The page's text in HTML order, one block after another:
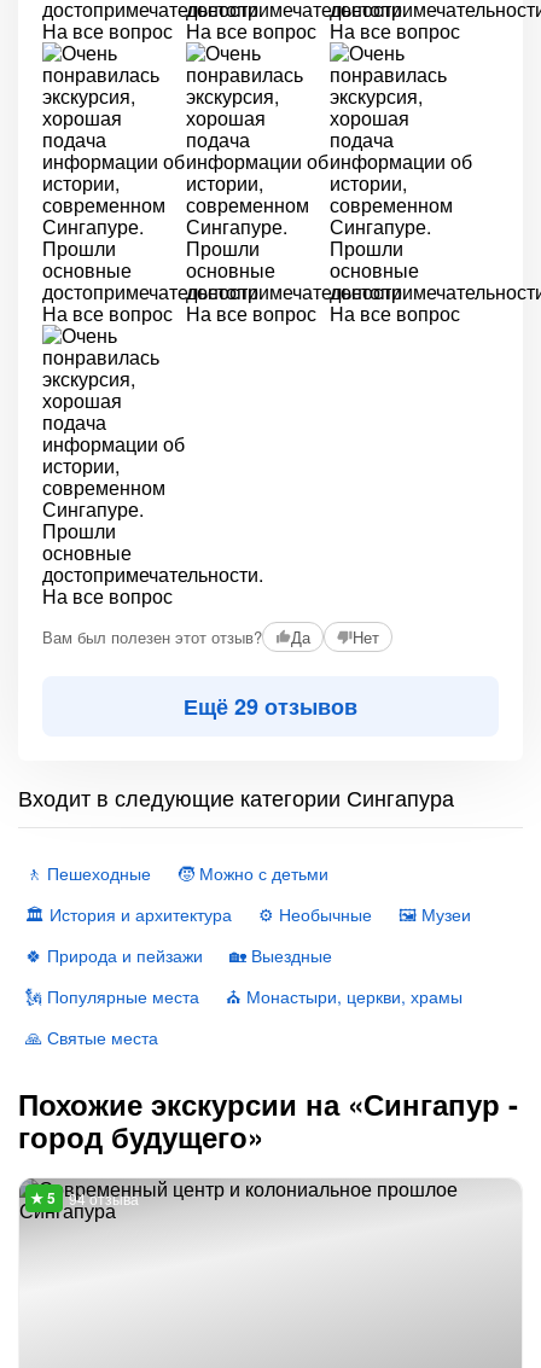
Вам был полезен этот отзыв? Да Нет
Ещё 29 отзывов
Входит в следующие категории Сингапура
🚶 Пешеходные
🧒 Можно с детьми
🏛 История и архитектура
⚙️ Необычные
🖼 Музеи
🍀 Природа и пейзажи
🏡 Выездные
🗽 Популярные места
⛪️ Монастыри, церкви, храмы
🙏 Святые места
Похожие экскурсии на «Сингапур -
город будущего»
94 отзыва